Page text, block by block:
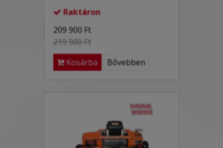
 Raktáron
209 900 Ft
219 900 Ft
Kosárba
Bővebben